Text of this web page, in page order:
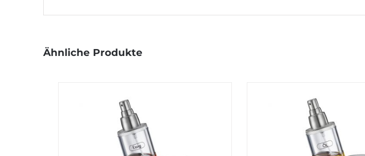
Ähnliche Produkte